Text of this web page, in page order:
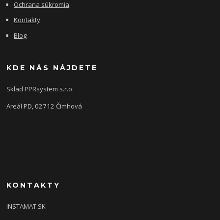
Ochrana súkromia
Kontakty
Blog
KDE NÁS NÁJDETE
Sklad PPRsystem s.r.o.
Areál PD, 02712 Čimhová
KONTAKTY
INSTAMAT.SK